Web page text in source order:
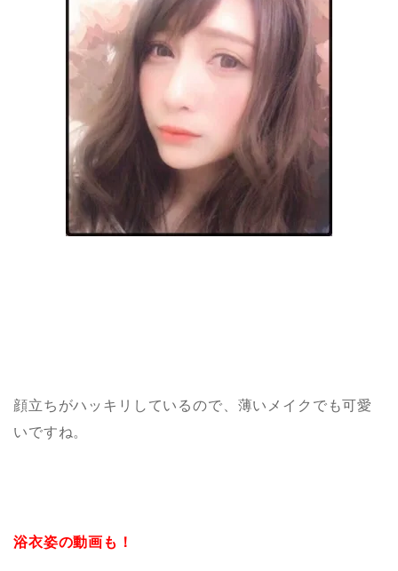
顔立ちがハッキリしているので、薄いメイクでも可愛
いですね。
浴衣姿の動画も！